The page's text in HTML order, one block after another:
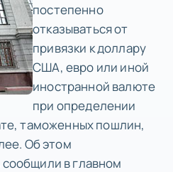
постепенно
отказываться от
привязки к доллару
США, евро или иной
иностранной валюте
при определении
таможенных пошлин,
Об этом
в главном